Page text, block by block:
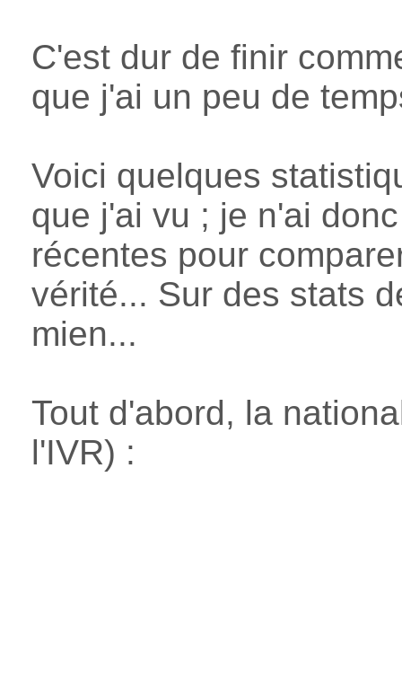
C'est dur de finir
que j'ai un peu de
Voici quelques
que j'ai vu ; je n'ai
récentes pour
vérité... Sur des stats
mien...
Tout d'abord, la
l'IVR) :